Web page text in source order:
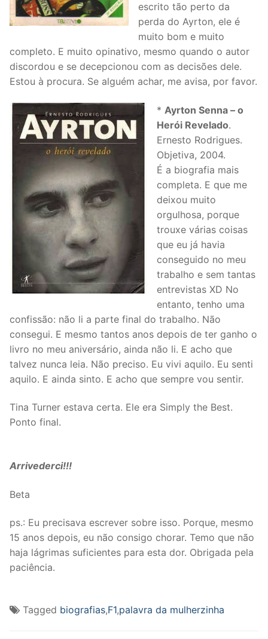
escrito tão perto da
perda do Ayrton, ele é
muito bom e muito
completo. E muito opinativo, mesmo quando o autor
discordou e se decepcionou com as decisões dele.
Estou à procura. Se alguém achar, me avisa, por favor.
* Ayrton Senna – o
Herói Revelado.
Ernesto Rodrigues.
Objetiva, 2004.
É a biografia mais
completa. E que me
deixou muito
orgulhosa, porque
trouxe várias coisas
que eu já havia
conseguido no meu
trabalho e sem tantas
entrevistas XD No
entanto, tenho uma
confissão: não li a parte final do trabalho. Não
consegui. E mesmo tantos anos depois de ter ganho o
livro no meu aniversário, ainda não li. E acho que
talvez nunca leia. Não preciso. Eu vivi aquilo. Eu senti
aquilo. E ainda sinto. E acho que sempre vou sentir.
Tina Turner estava certa. Ele era Simply the Best.
Ponto final.
Arrivederci!!!
Beta
ps.: Eu precisava escrever sobre isso. Porque, mesmo
15 anos depois, eu não consigo chorar. Temo que não
haja lágrimas suficientes para esta dor. Obrigada pela
paciência.
Tagged biografias,F1,palavra da mulherzinha